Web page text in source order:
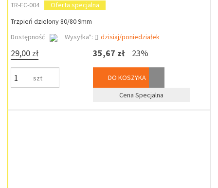
TR-EC-004
Oferta specjalna
Trzpień dzielony 80/80 9mm
Dostępność
Wysyłka*: dzisiaj/poniedziałek
29,00 zł
szt
35,67 zł 23%
DO KOSZYKA
Cena Specjalna